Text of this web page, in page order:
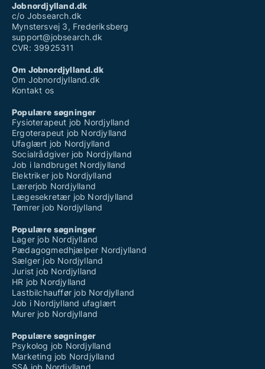
Jobnordjylland.dk
c/o Jobsearch.dk
Mynstersvej 3, Frederiksberg
support@jobsearch.dk
CVR: 39925311
Om Jobnordjylland.dk
Om Jobnordjylland.dk
Kontakt os
Populære søgninger
Fysioterapeut job Nordjylland
Ergoterapeut job Nordjylland
Ufaglært job Nordjylland
Socialrådgiver job Nordjylland
Job i landbruget Nordjylland
Elektriker job Nordjylland
Lærerjob Nordjylland
Lægesekretær job Nordjylland
Tømrer job Nordjylland
Populære søgninger
Lager job Nordjylland
Pædagogmedhjælper Nordjylland
Sælger job Nordjylland
Jurist job Nordjylland
HR job Nordjylland
Lastbilchauffør job Nordjylland
Job i Nordjylland ufaglært
Murer job Nordjylland
Populære søgninger
Psykolog job Nordjylland
Marketing job Nordjylland
SSA job Nordjylland